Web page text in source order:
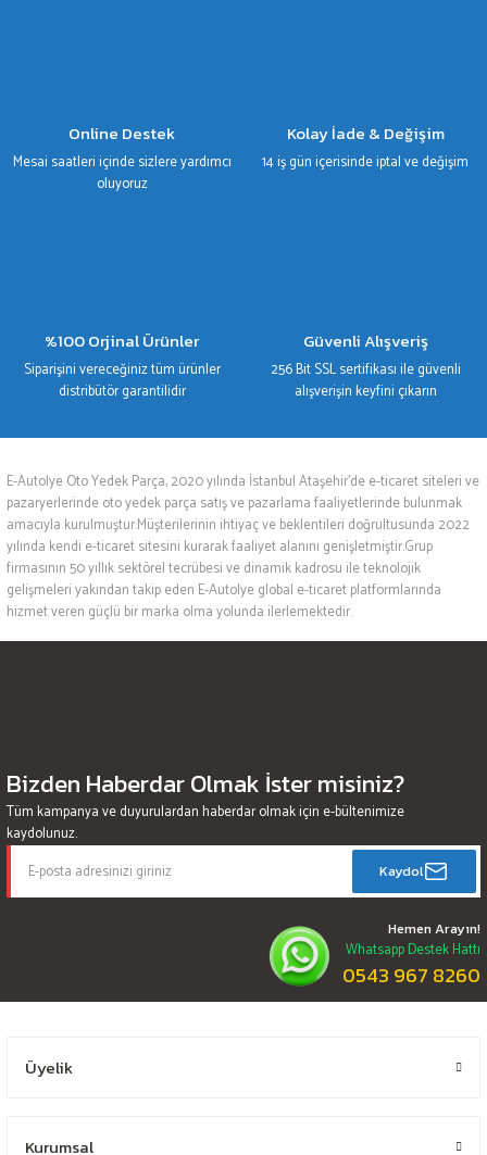
Online Destek
Mesai saatleri içinde sizlere yardımcı
oluyoruz
Kolay İade & Değişim
14 iş gün içerisinde iptal ve değişim
%100 Orjinal Ürünler
Siparişini vereceğiniz tüm ürünler
distribütör garantilidir
Güvenli Alışveriş
256 Bit SSL sertifikası ile güvenli
alışverişin keyfini çıkarın
E-Autolye Oto Yedek Parça, 2020 yılında İstanbul Ataşehir’de e-ticaret siteleri ve
pazaryerlerinde oto yedek parça satış ve pazarlama faaliyetlerinde bulunmak
amacıyla kurulmuştur.Müşterilerinin ihtiyaç ve beklentileri doğrultusunda 2022
yılında kendi e-ticaret sitesini kurarak faaliyet alanını genişletmiştir.Grup
firmasının 50 yıllık sektörel tecrübesi ve dinamik kadrosu ile teknolojik
gelişmeleri yakından takip eden E-Autolye global e-ticaret platformlarında
hizmet veren güçlü bir marka olma yolunda ilerlemektedir.
Bizden Haberdar Olmak İster misiniz?
Tüm kampanya ve duyurulardan haberdar olmak için e-bültenimize
kaydolunuz.
Kaydol
Hemen Arayın!
Whatsapp Destek Hattı
0543 967 8260
Üyelik
Kurumsal